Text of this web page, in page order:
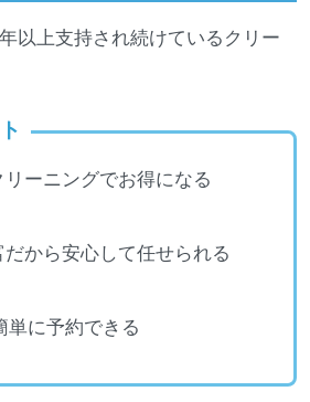
以上支持され続けているクリー
ーニングでお得になる
だから安心して任せられる
単に予約できる